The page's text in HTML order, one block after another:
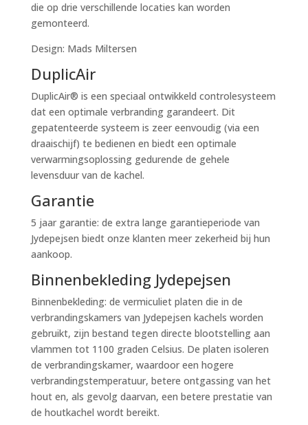
die op drie verschillende locaties kan worden
gemonteerd.
Design: Mads Miltersen
DuplicAir
DuplicAir® is een speciaal ontwikkeld controlesysteem
dat een optimale verbranding garandeert. Dit
gepatenteerde systeem is zeer eenvoudig (via een
draaischijf) te bedienen en biedt een optimale
verwarmingsoplossing gedurende de gehele
levensduur van de kachel.
Garantie
5 jaar garantie: de extra lange garantieperiode van
Jydepejsen biedt onze klanten meer zekerheid bij hun
aankoop.
Binnenbekleding Jydepejsen
Binnenbekleding: de vermiculiet platen die in de
verbrandingskamers van Jydepejsen kachels worden
gebruikt, zijn bestand tegen directe blootstelling aan
vlammen tot 1100 graden Celsius. De platen isoleren
de verbrandingskamer, waardoor een hogere
verbrandingstemperatuur, betere ontgassing van het
hout en, als gevolg daarvan, een betere prestatie van
de houtkachel wordt bereikt.